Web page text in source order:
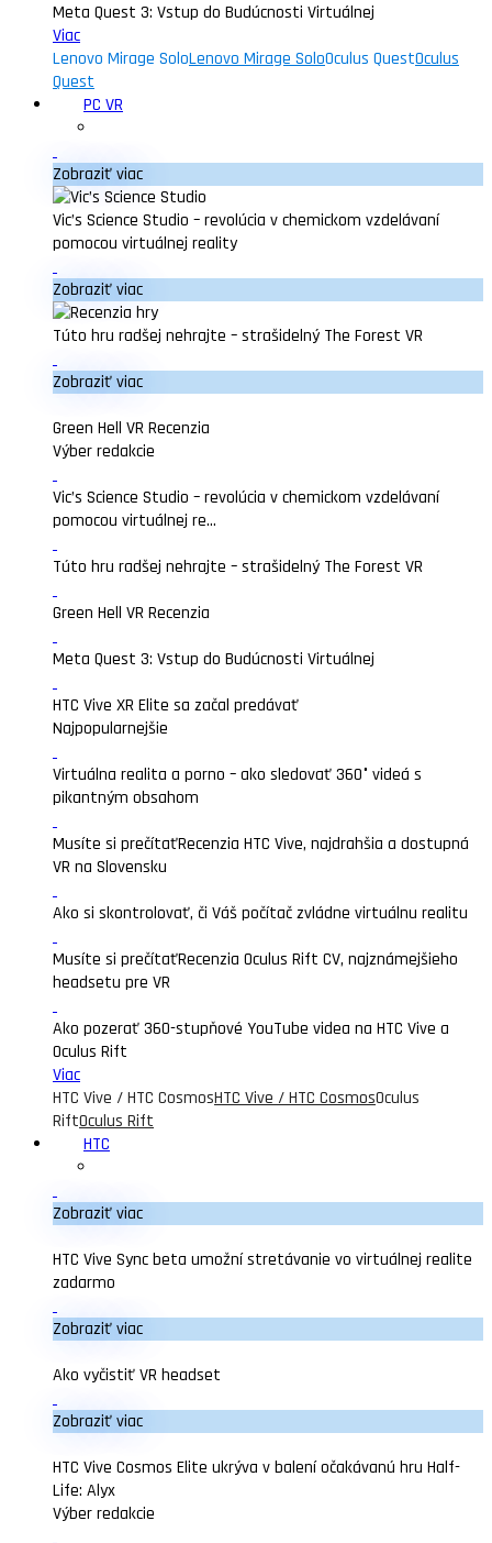
Meta Quest 3: Vstup do Budúcnosti Virtuálnej
Viac
Lenovo Mirage SoloLenovo Mirage SoloOculus QuestOculus
Quest
PC VR
Zobraziť viac
Vic’s Science Studio – revolúcia v chemickom vzdelávaní
pomocou virtuálnej reality
Zobraziť viac
Túto hru radšej nehrajte – strašidelný The Forest VR
Zobraziť viac
Green Hell VR Recenzia
Výber redakcie
Vic’s Science Studio – revolúcia v chemickom vzdelávaní
pomocou virtuálnej re...
Túto hru radšej nehrajte – strašidelný The Forest VR
Green Hell VR Recenzia
Meta Quest 3: Vstup do Budúcnosti Virtuálnej
HTC Vive XR Elite sa začal predávať
Najpopularnejšie
Virtuálna realita a porno – ako sledovať 360° videá s
pikantným obsahom
Musíte si prečítaťRecenzia HTC Vive, najdrahšia a dostupná
VR na Slovensku
Ako si skontrolovať, či Váš počítač zvládne virtuálnu realitu
Musíte si prečítaťRecenzia Oculus Rift CV, najznámejšieho
headsetu pre VR
Ako pozerať 360-stupňové YouTube videa na HTC Vive a
Oculus Rift
Viac
HTC Vive / HTC CosmosHTC Vive / HTC CosmosOculus
RiftOculus Rift
HTC
Zobraziť viac
HTC Vive Sync beta umožní stretávanie vo virtuálnej realite
zadarmo
Zobraziť viac
Ako vyčistiť VR headset
Zobraziť viac
HTC Vive Cosmos Elite ukrýva v balení očakávanú hru Half-
Life: Alyx
Výber redakcie